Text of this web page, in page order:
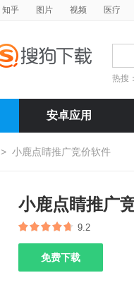
知乎 图片 视频 医疗
热搜：
安卓应用
> 小鹿点睛推广竞价软件
小鹿点睛推广
9.2
免费下载